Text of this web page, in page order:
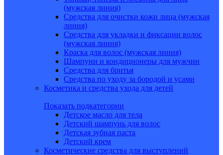
(мужская линия)
Средства для очистки кожи лица (мужская
линия)
Средства для укладки и фиксации волос
(мужская линия)
Краска для волос (мужская линия)
Шампуни и кондиционеры для мужчин
Средства для бритья
Средства по уходу за бородой и усами
Косметика и средства ухода для детей
Показать подкатегории
Детское масло для тела
Детский шампунь для волос
Детская зубная паста
Детский крем
Косметические средства для выступлений